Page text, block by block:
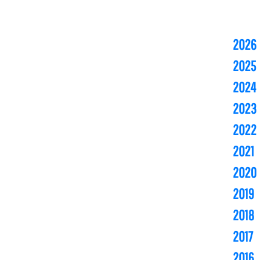
2026
2025
2024
2023
2022
2021
2020
2019
2018
2017